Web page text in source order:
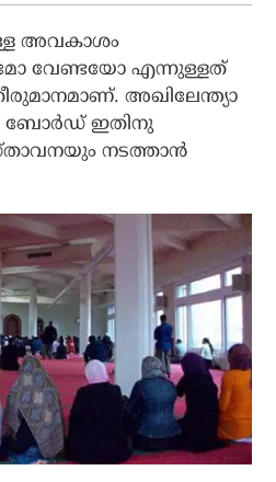
അവകാശം
വേണ്ടയോ എന്നുള്ളത്
അഖിലേന്ത്യാ
ബോര്‍ഡ് ഇതിനു
നടത്താന്‍